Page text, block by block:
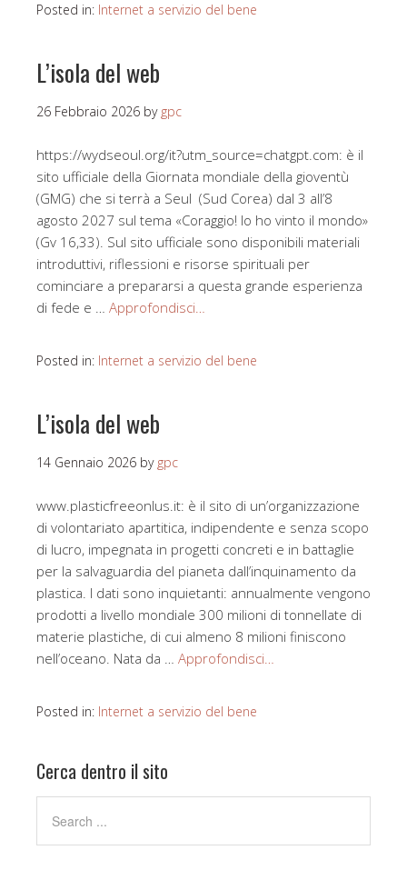
Posted in: Internet a servizio del bene
L’isola del web
26 Febbraio 2026 by gpc
https://wydseoul.org/it?utm_source=chatgpt.com: è il
sito ufficiale della Giornata mondiale della gioventù
(GMG) che si terrà a Seul (Sud Corea) dal 3 all’8
agosto 2027 sul tema «Coraggio! Io ho vinto il mondo»
(Gv 16,33). Sul sito ufficiale sono disponibili materiali
introduttivi, riflessioni e risorse spirituali per
cominciare a prepararsi a questa grande esperienza
di fede e … Approfondisci…
Posted in: Internet a servizio del bene
L’isola del web
14 Gennaio 2026 by gpc
www.plasticfreeonlus.it: è il sito di un’organizzazione
di volontariato apartitica, indipendente e senza scopo
di lucro, impegnata in progetti concreti e in battaglie
per la salvaguardia del pianeta dall’inquinamento da
plastica. I dati sono inquietanti: annualmente vengono
prodotti a livello mondiale 300 milioni di tonnellate di
materie plastiche, di cui almeno 8 milioni finiscono
nell’oceano. Nata da … Approfondisci…
Posted in: Internet a servizio del bene
Cerca dentro il sito